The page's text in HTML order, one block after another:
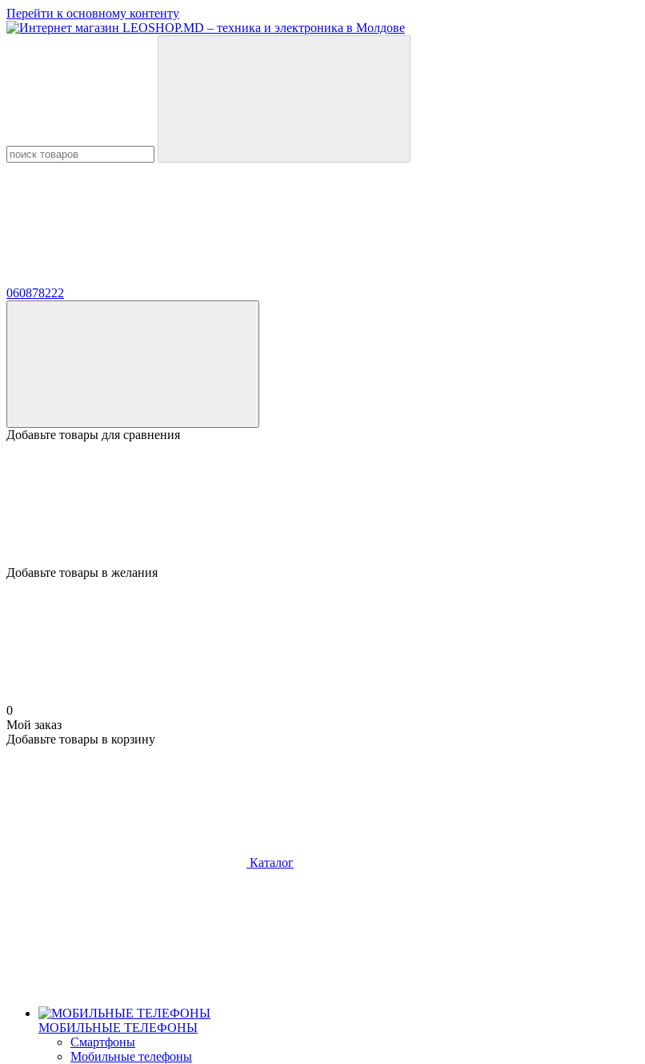
Перейти к основному контенту
060878222
Добавьте товары для сравнения
Добавьте товары в желания
0
Мой заказ
Добавьте товары в корзину
Каталог
МОБИЛЬНЫЕ ТЕЛЕФОНЫ
Смартфоны
Мобильные телефоны